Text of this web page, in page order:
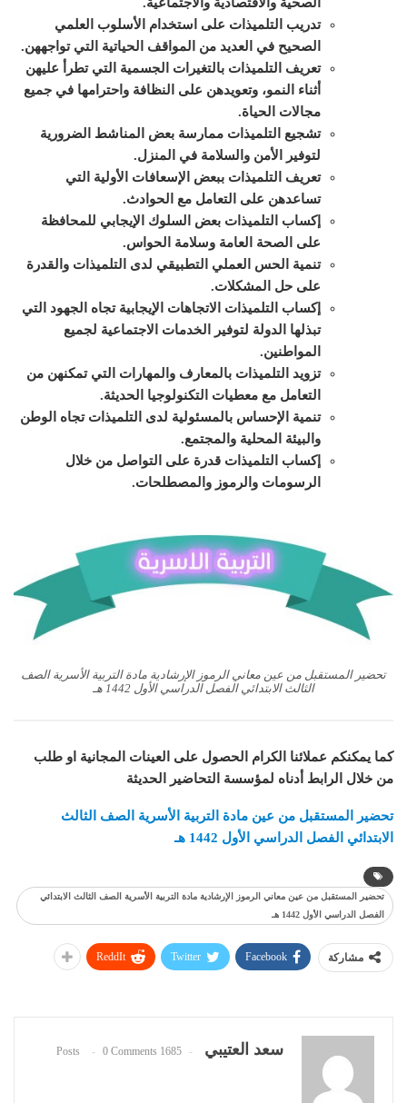
تدريب التلميذات على استخدام الأسلوب العلمي
الصحيح في العديد من المواقف الحياتية التي تواجههن.
تعريف التلميذات بالتغيرات الجسمية التي تطرأ عليهن
أثناء النمو، وتعويدهن على النظافة واحترامها في جميع
مجالات الحياة.
تشجيع التلميذات ممارسة بعض المناشط الضرورية
لتوفير الأمن والسلامة في المنزل.
تعريف التلميذات ببعض الإسعافات الأولية التي
تساعدهن على التعامل مع الحوادث.
إكساب التلميذات بعض السلوك الإيجابي للمحافظة
على الصحة العامة وسلامة الحواس.
تنمية الحس العملي التطبيقي لدى التلميذات والقدرة
على حل المشكلات.
إكساب التلميذات الاتجاهات الإيجابية تجاه الجهود التي
تبذلها الدولة لتوفير الخدمات الاجتماعية لجميع
المواطنين.
تزويد التلميذات بالمعارف والمهارات التي تمكنهن من
التعامل مع معطيات التكنولوجيا الحديثة.
تنمية الإحساس بالمسئولية لدى التلميذات تجاه الوطن
والبيئة المحلية والمجتمع.
إكساب التلميذات قدرة على التواصل من خلال
الرسومات والرموز والمصطلحات.
تحضير المستقبل من عين معاني الرموز الإرشادية مادة التربية الأسرية الصف
الثالث الابتدائي الفصل الدراسي الأول 1442 هـ
كما يمكنكم عملائنا الكرام الحصول على العينات المجانية او طلب
من خلال الرابط أدناه لمؤسسة التحاضير الحديثة
تحضير المستقبل من عين مادة التربية الأسرية الصف الثالث
الابتدائي الفصل الدراسي الأول 1442 هـ
تحضير المستقبل من عين معاني الرموز الإرشادية مادة التربية الأسرية الصف الثالث الابتدائي
الفصل الدراسي الأول 1442 هـ
مشاركة Facebook
Twitter
ReddIt
سعد العتيبي 1685 Posts
0 Comments